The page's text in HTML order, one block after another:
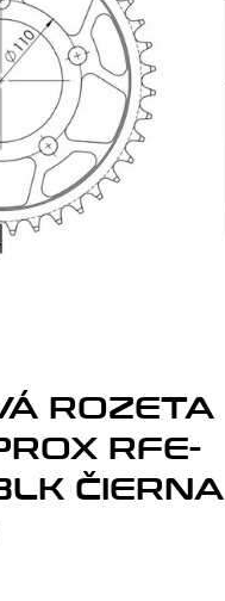
ROZETA
RFE-
ČIERNA